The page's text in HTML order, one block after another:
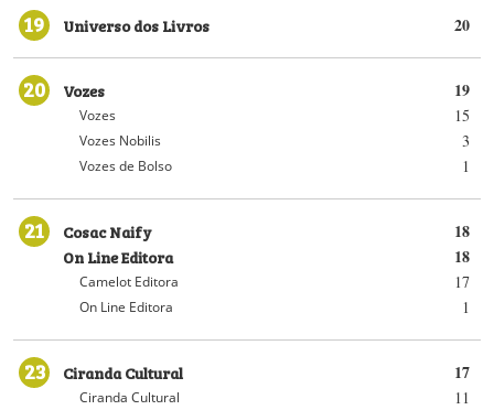
19 20
Universo dos Livros
20 19
Vozes
15
Vozes
3
Vozes Nobilis
1
Vozes de Bolso
21 18
Cosac Naify
18
On Line Editora
17
Camelot Editora
1
On Line Editora
23 17
Ciranda Cultural
11
Ciranda Cultural